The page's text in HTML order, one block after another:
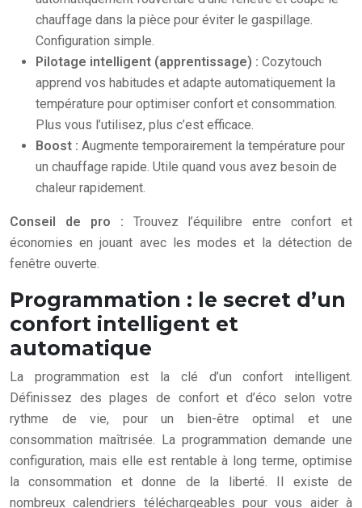
chauffage dans la pièce pour éviter le gaspillage.
Configuration simple.
Pilotage intelligent (apprentissage) : Cozytouch
apprend vos habitudes et adapte automatiquement la
température pour optimiser confort et consommation.
Plus vous l’utilisez, plus c’est efficace.
Boost : Augmente temporairement la température pour
un chauffage rapide. Utile quand vous avez besoin de
chaleur rapidement.
Conseil de pro : Trouvez l’équilibre entre confort et
économies en jouant avec les modes et la détection de
fenêtre ouverte.
Programmation : le secret d’un
confort intelligent et
automatique
La programmation est la clé d’un confort intelligent.
Définissez des plages de confort et d’éco selon votre
rythme de vie, pour un bien-être optimal et une
consommation maîtrisée. La programmation demande une
configuration, mais elle est rentable à long terme, optimise
la consommation et donne de la liberté. Il existe de
nombreux calendriers téléchargeables pour vous aider à